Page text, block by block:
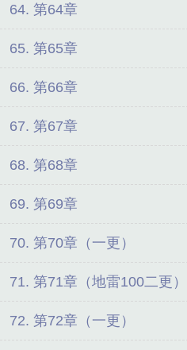
64. 第64章
65. 第65章
66. 第66章
67. 第67章
68. 第68章
69. 第69章
70. 第70章（一更）
71. 第71章（地雷100二更）
72. 第72章（一更）